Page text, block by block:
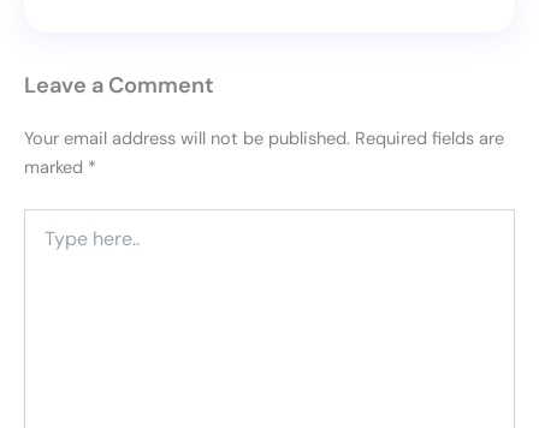
Leave a Comment
Your email address will not be published. Required fields are
marked *
here..